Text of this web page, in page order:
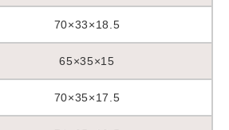
70×33×18.5
65×35×15
70×35×17.5